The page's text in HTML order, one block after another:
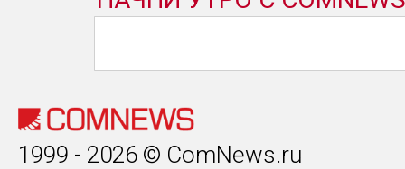
1999 - 2026 © ComNews.ru